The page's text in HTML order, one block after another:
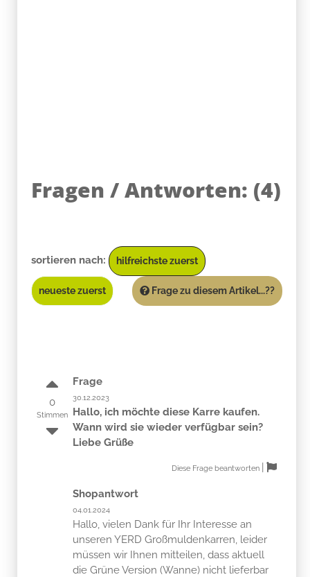
Fragen / Antworten: (4)
sortieren nach: hilfreichste zuerst
neueste zuerst Frage zu diesem Artikel...??
0
Stimmen
Frage
30.12.2023
Hallo, ich möchte diese Karre kaufen.
Wann wird sie wieder verfügbar sein?
Liebe Grüße
Diese Frage beantworten
Shopantwort
04.01.2024
Hallo, vielen Dank für Ihr Interesse an
unseren YERD Großmuldenkarren, leider
müssen wir Ihnen mitteilen, dass aktuell
die Grüne Version (Wanne) nicht lieferbar